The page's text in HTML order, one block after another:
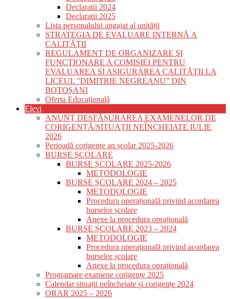
Declaratii 2024
Declaratii 2025
Lista personalului angajat al unității
STRATEGIA DE EVALUARE INTERNĂ A
CALITĂŢII
REGULAMENT DE ORGANIZARE ŞI
FUNCŢIONARE A COMISIEI PENTRU
EVALUAREA ŞI ASIGURAREA CALITĂŢII LA
LICEUL ”DIMITRIE NEGREANU” DIN
BOTOȘANI
Oferta Educațională
Elevi
ANUNȚ DESFĂȘURAREA EXAMENELOR DE
CORIGENȚĂ/SITUAȚII NEÎNCHEIATE IULIE
2026
Perioadă corigențe an școlar 2025-2026
BURSE ȘCOLARE
BURSE ȘCOLARE 2025-2026
METODOLOGIE
BURSE ȘCOLARE 2024 – 2025
METODOLOGIE
Procedura operațională privind acordarea
burselor școlare
Anexe la procedura oprațională
BURSE ȘCOLARE 2023 – 2024
METODOLOGIE
Procedura operațională privind acordarea
burselor școlare
Anexe la procedura oprațională
Programare examene corigențe 2025
Calendar situații neîncheiate și corigențe 2024
ORAR 2025 – 2026